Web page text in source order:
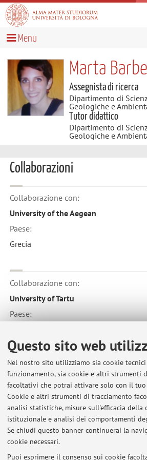
Questo sito web
Nel nostro sito utilizziamo sia cookie
funzionamento, sia cookie e altri strumenti
facoltativi che potrai attivare solo con il tuo
Cookie e altri strumenti di tracciamento
analisi statistiche, misure sull'efficacia della
istituzionale e analisi dei comportamenti
Se chiudi questo banner continuerai la
cookie necessari.
Puoi esprimere il consenso sui cookie
Menu
Marta
Assegnista di ricerca
Dipartimento di
Geologiche e
Tutor didattico
Dipartimento di
Geologiche e
Collaborazioni
Collaborazione con:
University of the Aegean
Paese:
Grecia
Collaborazione con:
University of Tartu
Paese:
Collaborazione con:
Natural History Museum Rijeka
Paese:
Croazia